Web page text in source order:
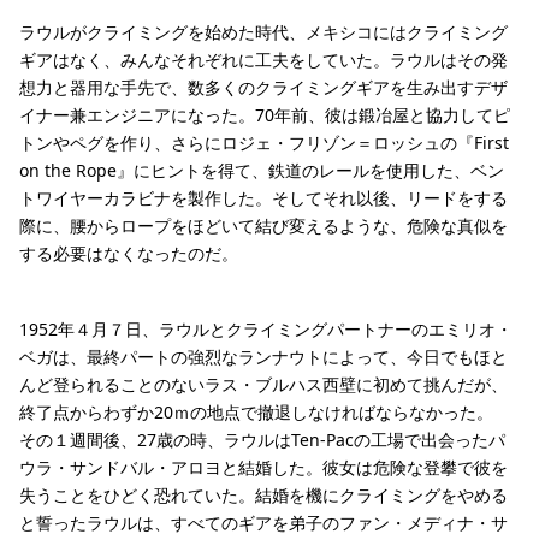
ラウルがクライミングを始めた時代、メキシコにはクライミング
ギアはなく、みんなそれぞれに工夫をしていた。ラウルはその発
想力と器用な手先で、数多くのクライミングギアを生み出すデザ
イナー兼エンジニアになった。70年前、彼は鍛冶屋と協力してピ
トンやペグを作り、さらにロジェ・フリゾン＝ロッシュの『First
on the Rope』にヒントを得て、鉄道のレールを使用した、ベン
トワイヤーカラビナを製作した。そしてそれ以後、リードをする
際に、腰からロープをほどいて結び変えるような、危険な真似を
する必要はなくなったのだ。
1952年４月７日、ラウルとクライミングパートナーのエミリオ・
ベガは、最終パートの強烈なランナウトによって、今日でもほと
んど登られることのないラス・ブルハス西壁に初めて挑んだが、
終了点からわずか20ｍの地点で撤退しなければならなかった。
その１週間後、27歳の時、ラウルはTen-Pacの工場で出会ったパ
ウラ・サンドバル・アロヨと結婚した。彼女は危険な登攀で彼を
失うことをひどく恐れていた。結婚を機にクライミングをやめる
と誓ったラウルは、すべてのギアを弟子のファン・メディナ・サ